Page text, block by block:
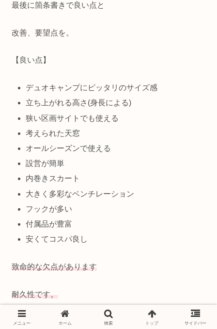
最後に箇条書きで良い点と
改善、要望点を。
【良い点】
デュオキャンプにピッタリのサイズ感
立ち上がれる高さ(身長による)
狭い区画サイトでも使える
考えられた天窓
オールシーズンで使える
設営が簡単
内巻きスカート
大きく多彩なベンチレーション
フックが多い
付属品が豊富
安くてコスパ良し
致命的な欠点があります
耐久性です。
初回の設営で外のゴムフックが縫製の甘さで
メニュー ホーム 検索 トップ サイドバー